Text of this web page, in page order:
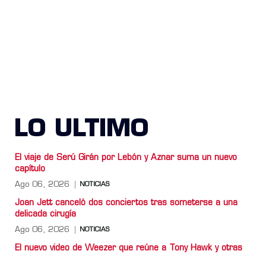
LO ULTIMO
El viaje de Serú Girán por Lebón y Aznar suma un nuevo
capítulo
Ago 06, 2026 NOTICIAS
Joan Jett canceló dos conciertos tras someterse a una
delicada cirugía
Ago 06, 2026 NOTICIAS
El nuevo video de Weezer que reúne a Tony Hawk y otras